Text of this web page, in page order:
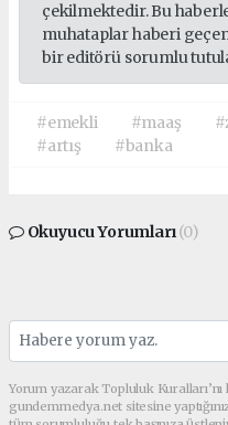
çekilmektedir. Bu
muhataplar haberi
bir editörü sorumlu
#emekli #maaş
#artış
#banka
Okuyucu Yorumları(0)
Yorum yazarak Topluluk
gundemmedya.net sitesine